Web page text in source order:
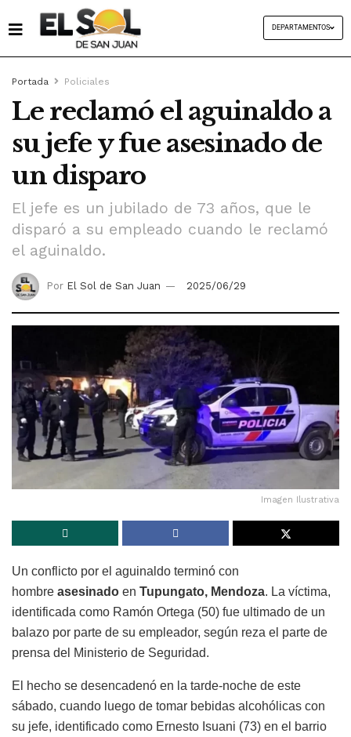
DEPARTAMENTOS
Portada Policiales
Le reclamó el aguinaldo a
su jefe y fue asesinado de
un disparo
El jefe es un jubilado de 73 años, que le
disparó a su empleado cuando le reclamó
el aguinaldo.
Por El Sol de San Juan 2025/06/29
Imagen Ilustrativa
Un conflicto por el aguinaldo terminó con
hombre asesinado en Tupungato, Mendoza. La víctima,
identificada como Ramón Ortega (50) fue ultimado de un
balazo por parte de su empleador, según reza el parte de
prensa del Ministerio de Seguridad.
El hecho se desencadenó en la tarde-noche de este
sábado, cuando luego de tomar bebidas alcohólicas con
su jefe, identificado como Ernesto Isuani (73) en el barrio